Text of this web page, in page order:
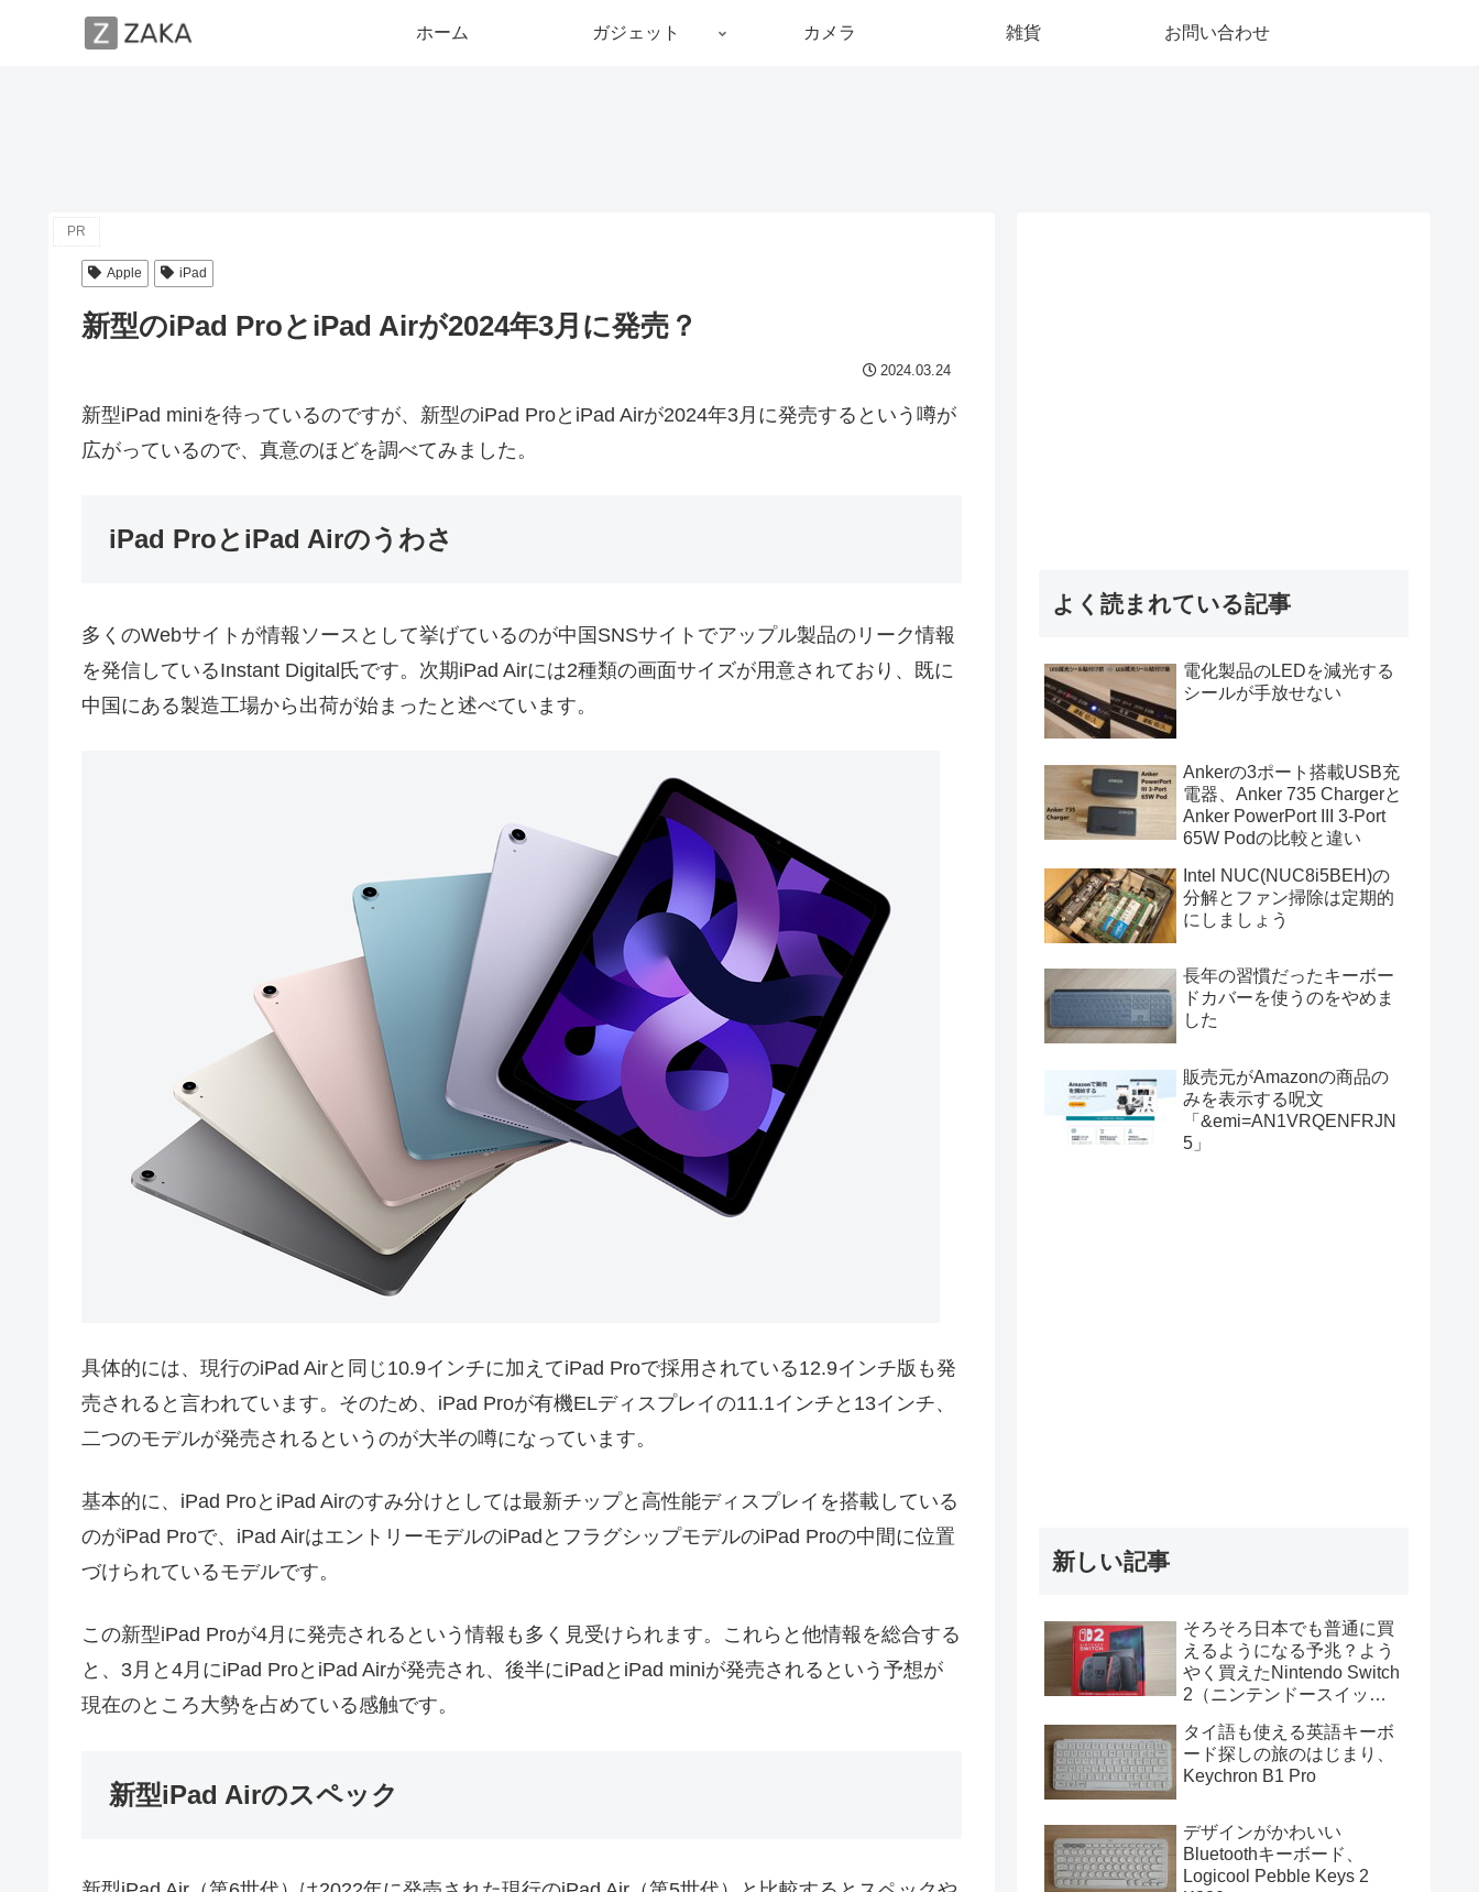
ホーム ガジェット カメラ 雑貨 お問い合わせ
PR
Apple iPad
新型のiPad ProとiPad Airが2024年3月に発売？
2024.03.24
新型iPad miniを待っているのですが、新型のiPad ProとiPad Airが2024年3月に発売するという噂が
広がっているので、真意のほどを調べてみました。
iPad ProとiPad Airのうわさ
多くのWebサイトが情報ソースとして挙げているのが中国SNSサイトでアップル製品のリーク情報
を発信しているInstant Digital氏です。次期iPad Airには2種類の画面サイズが用意されており、既に
中国にある製造工場から出荷が始まったと述べています。
具体的には、現行のiPad Airと同じ10.9インチに加えてiPad Proで採用されている12.9インチ版も発
売されると言われています。そのため、iPad Proが有機ELディスプレイの11.1インチと13インチ、
二つのモデルが発売されるというのが大半の噂になっています。
基本的に、iPad ProとiPad Airのすみ分けとしては最新チップと高性能ディスプレイを搭載している
のがiPad Proで、iPad AirはエントリーモデルのiPadとフラグシップモデルのiPad Proの中間に位置
づけられているモデルです。
この新型iPad Proが4月に発売されるという情報も多く見受けられます。これらと他情報を総合する
と、3月と4月にiPad ProとiPad Airが発売され、後半にiPadとiPad miniが発売されるという予想が
現在のところ大勢を占めている感触です。
新型iPad Airのスペック
よく読まれている記事
電化製品のLEDを減光する
シールが手放せない
Ankerの3ポート搭載USB充
電器、Anker 735 Chargerと
Anker PowerPort III 3-Port
65W Podの比較と違い
Intel NUC(NUC8i5BEH)の
分解とファン掃除は定期的
にしましょう
長年の習慣だったキーボー
ドカバーを使うのをやめま
した
販売元がAmazonの商品の
みを表示する呪文
「&emi=AN1VRQENFRJN
5」
新しい記事
そろそろ日本でも普通に買
えるようになる予兆？よう
やく買えたNintendo Switch
2（ニンテンドースイッチ
タイ語も使える英語キーボ
ード探しの旅のはじまり、
Keychron B1 Pro
デザインがかわいい
Bluetoothキーボード、
Logicool Pebble Keys 2